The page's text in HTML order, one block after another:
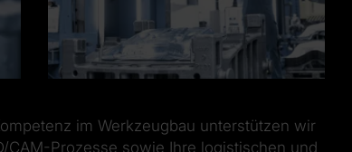
im Werkzeugbau unterstützen wir
CAM-Prozesse sowie Ihre logistischen und